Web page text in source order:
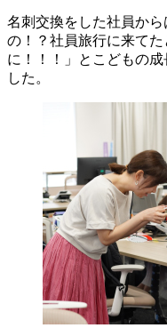
名刺交換をした社員か
の！？社員旅行に来て
に！！！」とこどもの
した。